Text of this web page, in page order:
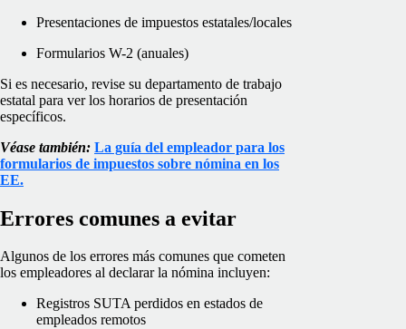
Presentaciones de impuestos estatales/locales
Formularios W-2 (anuales)
Si es necesario, revise su departamento de trabajo
estatal para ver los horarios de presentación
específicos.
Véase también: La guía del empleador para los
formularios de impuestos sobre nómina en los
EE.
Errores comunes a evitar
Algunos de los errores más comunes que cometen
los empleadores al declarar la nómina incluyen:
Registros SUTA perdidos en estados de
empleados remotos